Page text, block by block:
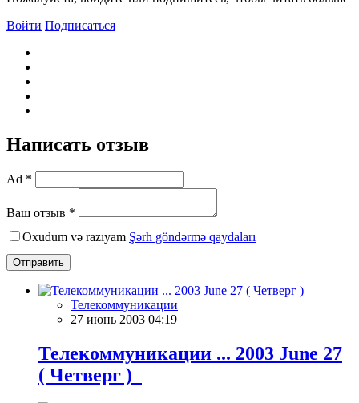
Войти Подписаться
Написать отзыв
Ad *
Ваш отзыв *
Oxudum və razıyam Şərh göndərmə qaydaları
Отправить
Телекоммуникации
27 июнь 2003 04:19
Телекоммуникации ... 2003 June 27
( Четверг )